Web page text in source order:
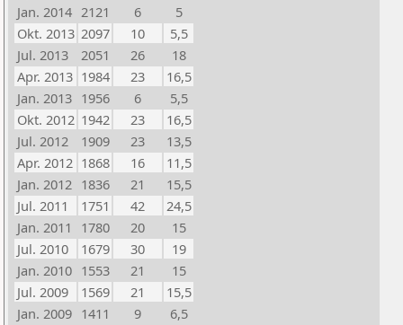
Jan. 2014 2121 6
5
Okt. 2013 2097 10
5,5
Jul. 2013
2051 26
18
Apr. 2013 1984 23
16,5
Jan. 2013 1956 6
5,5
Okt. 2012 1942 23
16,5
Jul. 2012
1909 23
13,5
Apr. 2012 1868 16
11,5
Jan. 2012 1836 21
15,5
Jul. 2011
1751 42
24,5
Jan. 2011
1780 20
15
Jul. 2010
1679 30
19
Jan. 2010 1553 21
15
Jul. 2009
1569 21
15,5
Jan. 2009 1411 9
6,5